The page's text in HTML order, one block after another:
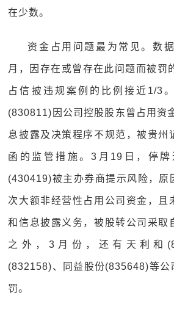
在少数。
资金占用问题最为常见。数
月，因存在或曾存在此问题而被罚
占信披违规案例的比例接近1/3
(830811)因公司控股股东曾占用资
息披露及决策程序不规范，被贵州
函的监管措施。3月19日，停
(430419)被主办券商提示风险，原
次大额非经营性占用公司资金，且
和信息披露义务，被股转公司采取
之外，3月份，还有天利和
(832158)、同益股份(835648)等公
罚。